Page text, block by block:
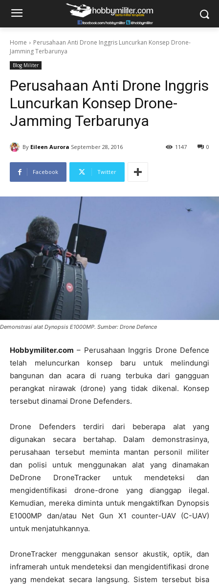
Home
Perusahaan Anti Drone Inggris Luncurkan Konsep Drone-
Jamming Terbarunya
Blog Militer
Perusahaan Anti Drone Inggris
Luncurkan Konsep Drone-
Jamming Terbarunya
By Eileen Aurora September 28, 2016 0
1147
Facebook Twitter
Demonstrasi alat Dynopsis E1000MP. Sumber: Drone Defence
Hobbymiliter.com – Perusahaan Inggris Drone Defence
telah meluncurkan konsep baru untuk melindungi
bangunan dan acara di ruang terbuka dari gangguan
perangkat nirawak (drone) yang tidak dikenal. Konsep
tersebut dinamai Drone Defenders.
Drone Defenders terdiri dari beberapa alat yang
digunakan secara bertahap. Dalam demonstrasinya,
perusahaan tersebut meminta mantan personil militer
dan polisi untuk menggunakan alat yang dinamakan
DeDrone DroneTracker untuk mendeteksi dan
mengidentifikasi drone-drone yang dianggap ilegal.
Kemudian, mereka diminta untuk mengaktifkan Dynopsis
E1000MP dan/atau Net Gun X1 counter-UAV (C-UAV)
untuk menjatuhkannya.
DroneTracker menggunakan sensor akustik, optik, dan
inframerah untuk mendeteksi dan mengidentifikasi drone
yang mendekat secara langsung. Sistem tersebut bisa